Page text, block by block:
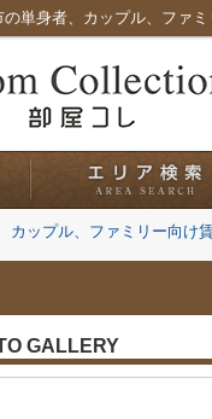
単身者、カップル、ファミ
カップル、ファミリー向け
GALLERY